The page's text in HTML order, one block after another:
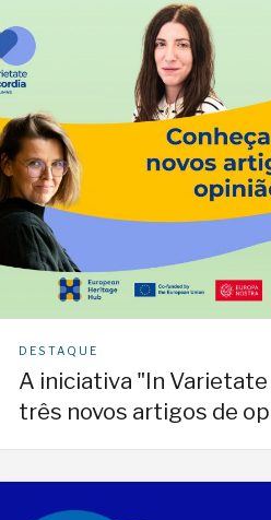
DESTAQUE
A iniciativa "In
três novos artigos de